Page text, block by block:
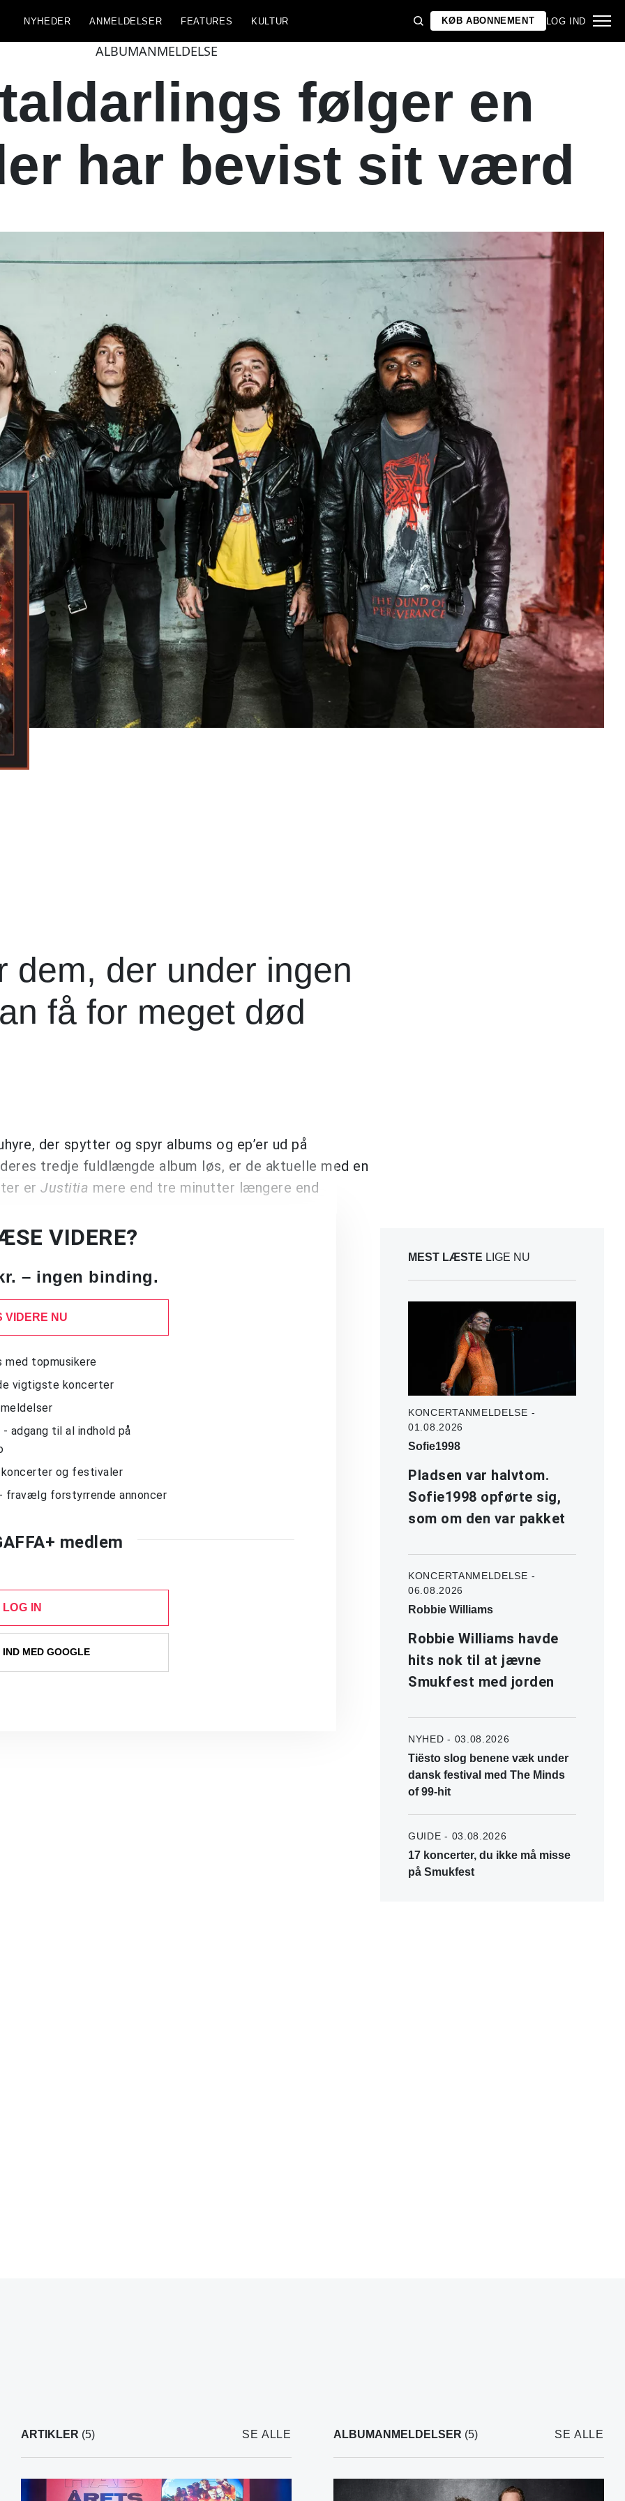
NYHEDER ANMELDELSER FEATURES KULTUR KØB ABONNEMENT LOG IND
ALBUMANMELDELSE
følger en
har bevist sit værd
dem, der under ingen
få for meget død
der spytter og spyr albums og ep’er ud på
tredje fuldlængde album løs, er de aktuelle med en
er Justitia mere end tre minutter længere end
VIDERE?
– ingen binding.
NU
med topmusikere
vigtigste koncerter
adgang til al indhold på
og festivaler
fravælg forstyrrende annoncer
medlem
LOG IN
MED GOOGLE
MEST LÆSTE LIGE NU
KONCERTANMELDELSE -
01.08.2026
Sofie1998
Pladsen var halvtom.
Sofie1998 opførte sig,
som om den var pakket
KONCERTANMELDELSE -
06.08.2026
Robbie Williams
Robbie Williams havde
hits nok til at jævne
Smukfest med jorden
NYHED - 03.08.2026
Tiësto slog benene væk under
dansk festival med The Minds
of 99-hit
GUIDE - 03.08.2026
17 koncerter, du ikke må misse
på Smukfest
ARTIKLER (5) SE ALLE ALBUMANMELDELSER (5) SE ALLE